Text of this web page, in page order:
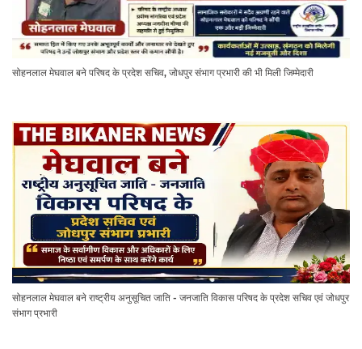
सोहनलाल मेघवाल बने परिषद के प्रदेश सचिव, जोधपुर संभाग प्रभारी की भी मिली जिम्मेदारी
सोहनलाल मेघवाल बने राष्ट्रीय अनुसूचित जाति - जनजाति विकास परिषद के प्रदेश सचिव एवं जोधपुर
संभाग प्रभारी